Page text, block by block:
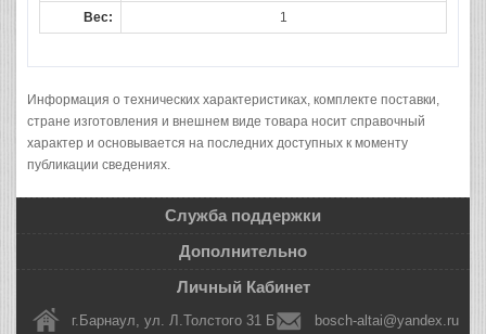
Вес: 1
Информация о технических характеристиках, комплекте поставки,
стране изготовления и внешнем виде товара носит справочный
характер и основывается на последних доступных к моменту
публикации сведениях.
Служба поддержки
Дополнительно
Личный Кабинет
г.Барнаул, ул. Л.Толстого 31 Б bosch-altai@yandex.ru